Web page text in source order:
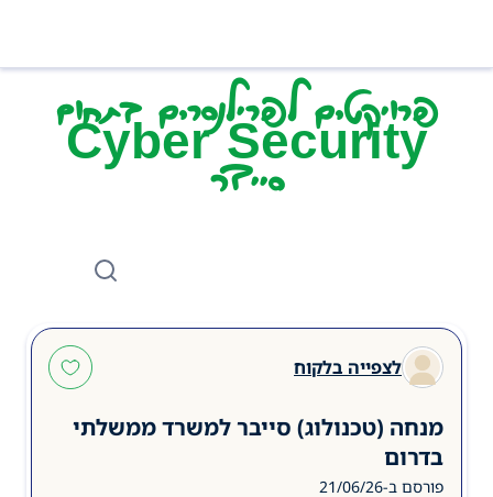
פרויקטים לפרילנסרים בתחום
Cyber Security
סייבר
לצפייה בלקוח
מנחה (טכנולוג) סייבר למשרד ממשלתי
בדרום
פורסם ב-21/06/26